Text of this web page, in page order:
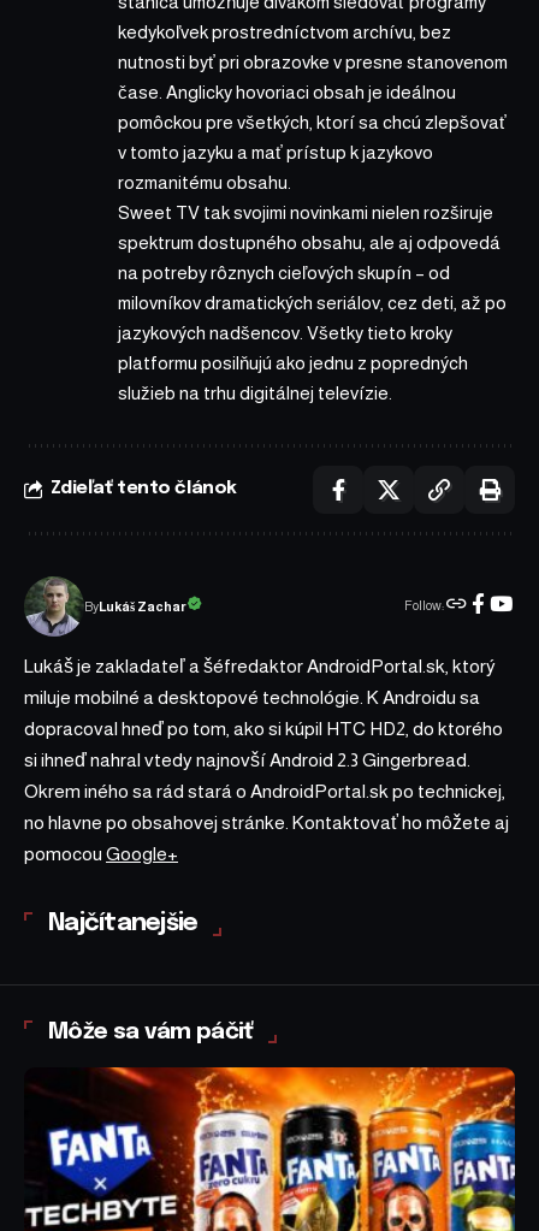
kedykoľvek prostredníctvom archívu, bez
nutnosti byť pri obrazovke v presne stanovenom
čase. Anglicky hovoriaci obsah je ideálnou
pomôckou pre všetkých, ktorí sa chcú zlepšovať
v tomto jazyku a mať prístup k jazykovo
rozmanitému obsahu.
Sweet TV tak svojimi novinkami nielen rozširuje
spektrum dostupného obsahu, ale aj odpovedá
na potreby rôznych cieľových skupín – od
milovníkov dramatických seriálov, cez deti, až po
jazykových nadšencov. Všetky tieto kroky
platformu posilňujú ako jednu z popredných
služieb na trhu digitálnej televízie.
Zdieľať tento článok
ByLukáš Zachar Follow:
Lukáš je zakladateľ a šéfredaktor AndroidPortal.sk, ktorý
miluje mobilné a desktopové technológie. K Androidu sa
dopracoval hneď po tom, ako si kúpil HTC HD2, do ktorého
si ihneď nahral vtedy najnovší Android 2.3 Gingerbread.
Okrem iného sa rád stará o AndroidPortal.sk po technickej,
no hlavne po obsahovej stránke. Kontaktovať ho môžete aj
pomocou Google+
Najčítanejšie
Môže sa vám páčiť